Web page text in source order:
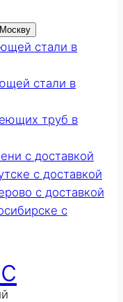
стали в
стали в
труб в
с доставкой
с доставкой
с доставкой
с